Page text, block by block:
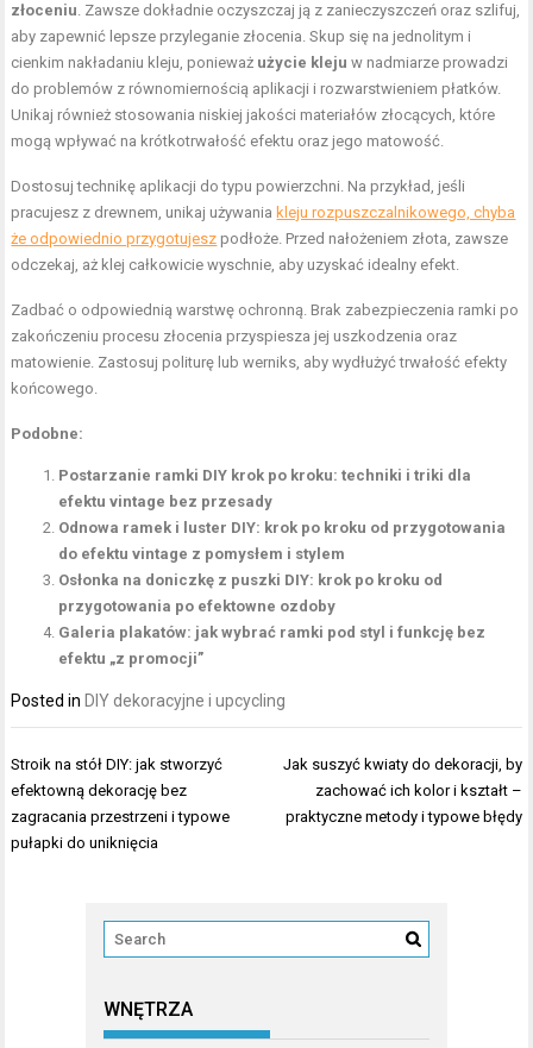
złoceniu. Zawsze dokładnie oczyszczaj ją z zanieczyszczeń oraz szlifuj,
aby zapewnić lepsze przyleganie złocenia. Skup się na jednolitym i
cienkim nakładaniu kleju, ponieważ użycie kleju w nadmiarze prowadzi
do problemów z równomiernością aplikacji i rozwarstwieniem płatków.
Unikaj również stosowania niskiej jakości materiałów złocących, które
mogą wpływać na krótkotrwałość efektu oraz jego matowość.
Dostosuj technikę aplikacji do typu powierzchni. Na przykład, jeśli
pracujesz z drewnem, unikaj używania kleju rozpuszczalnikowego, chyba
że odpowiednio przygotujesz podłoże. Przed nałożeniem złota, zawsze
odczekaj, aż klej całkowicie wyschnie, aby uzyskać idealny efekt.
Zadbać o odpowiednią warstwę ochronną. Brak zabezpieczenia ramki po
zakończeniu procesu złocenia przyspiesza jej uszkodzenia oraz
matowienie. Zastosuj politurę lub werniks, aby wydłużyć trwałość efekty
końcowego.
Podobne:
Postarzanie ramki DIY krok po kroku: techniki i triki dla
efektu vintage bez przesady
Odnowa ramek i luster DIY: krok po kroku od przygotowania
do efektu vintage z pomysłem i stylem
Osłonka na doniczkę z puszki DIY: krok po kroku od
przygotowania po efektowne ozdoby
Galeria plakatów: jak wybrać ramki pod styl i funkcję bez
efektu „z promocji”
Posted in DIY dekoracyjne i upcycling
Nawigacja
wpisu
Stroik na stół DIY: jak stworzyć
efektowną dekorację bez
zagracania przestrzeni i typowe
pułapki do uniknięcia
Jak suszyć kwiaty do dekoracji, by
zachować ich kolor i kształt –
praktyczne metody i typowe błędy
WNĘTRZA